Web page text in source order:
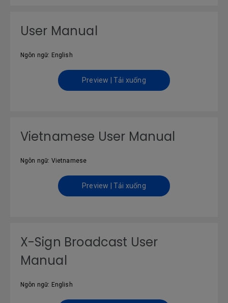
User Manual
Ngôn ngữ: English
Preview | Tải xuống
Vietnamese User Manual
Ngôn ngữ: Vietnamese
Preview | Tải xuống
X-Sign Broadcast User
Manual
Ngôn ngữ: English